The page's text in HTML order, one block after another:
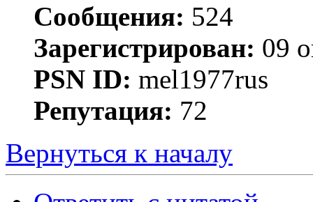
Сообщения: 524
Зарегистрирован: 09
PSN ID: mel1977rus
Репутация: 72
Вернуться к началу